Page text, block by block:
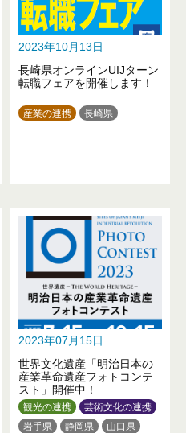
2023年10月13日
長崎県オンラインUIJターン
転職フェアを開催します！
産業の連携 長崎県
2023年07月15日
世界文化遺産「明治日本の
産業革命遺産フォトコンテ
スト」開催中！
観光の連携
芸術文化の連携
岩手県
静岡県
山口県